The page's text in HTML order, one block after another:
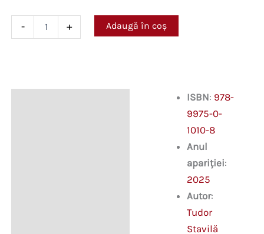
-
secolul
+ Adaugă în coș
ISBN: 978-
9975-0-
1010-8
Anul
apariției:
2025
Autor:
Tudor
Stavilă